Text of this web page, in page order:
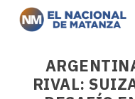
RIVAL: